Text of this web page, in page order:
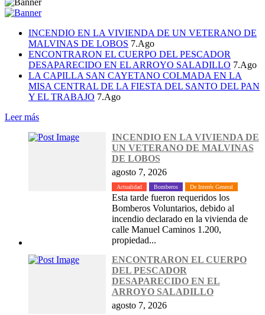
INCENDIO EN LA VIVIENDA DE UN VETERANO DE
MALVINAS DE LOBOS 7.Ago
ENCONTRARON EL CUERPO DEL PESCADOR
DESAPARECIDO EN EL ARROYO SALADILLO 7.Ago
LA CAPILLA SAN CAYETANO COLMADA EN LA
MISA CENTRAL DE LA FIESTA DEL SANTO DEL PAN
Y EL TRABAJO 7.Ago
Leer más
INCENDIO EN LA VIVIENDA DE
UN VETERANO DE MALVINAS
DE LOBOS
agosto 7, 2026
Actualidad Bomberos De Interés General
Esta tarde fueron requeridos los
Bomberos Voluntarios, debido al
incendio declarado en la vivienda de
calle Manuel Caminos 1.200,
propiedad...
ENCONTRARON EL CUERPO
DEL PESCADOR
DESAPARECIDO EN EL
ARROYO SALADILLO
agosto 7, 2026